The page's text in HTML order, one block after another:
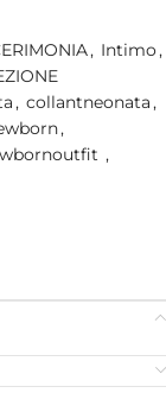
, Intimo,
, collantneonata,
,
,